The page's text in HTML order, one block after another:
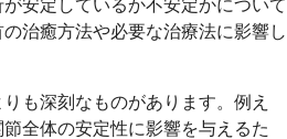
安定しているか不安定かについて
治癒方法や必要な治療法に影響し
も深刻なものがあります。例え
全体の安定性に影響を与えるた